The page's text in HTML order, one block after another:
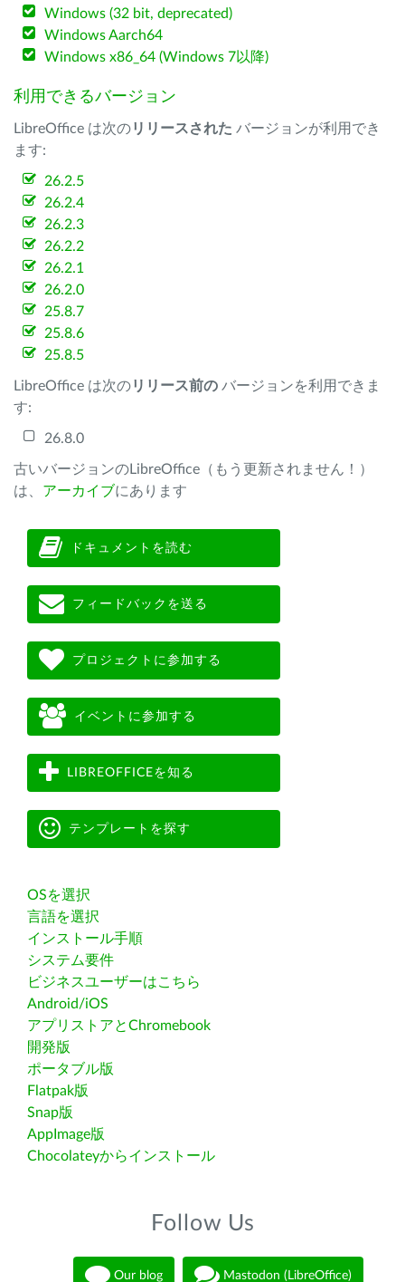
Windows (32 bit, deprecated)
Windows Aarch64
Windows x86_64 (Windows 7以降)
利用できるバージョン
LibreOffice は次のリリースされた バージョンが利用でき
ます:
26.2.5
26.2.4
26.2.3
26.2.2
26.2.1
26.2.0
25.8.7
25.8.6
25.8.5
LibreOffice は次のリリース前の バージョンを利用できま
す:
26.8.0
古いバージョンのLibreOffice（もう更新されません！）
は、 アーカイブにあります
ドキュメントを読む
フィードバックを送る
プロジェクトに参加する
イベントに参加する
LIBREOFFICEを知る
テンプレートを探す
OSを選択
言語を選択
インストール手順
システム要件
ビジネスユーザーはこちら
Android/iOS
アプリストアとChromebook
開発版
ポータブル版
Flatpak版
Snap版
AppImage版
Chocolateyからインストール
Follow Us
Our blog Mastodon (LibreOffice)